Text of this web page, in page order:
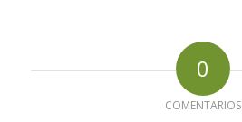
0
COMENTARIOS